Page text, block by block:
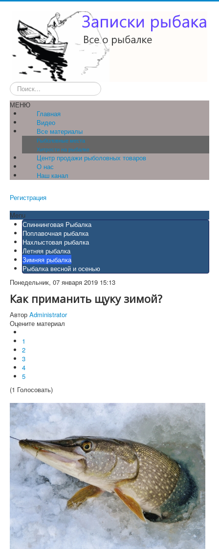
Искать...
МЕНЮ
Главная
Видео
Все материалы
Рыболовные места
Хитрости на рыбалке
Центр продажи рыболовных товаров
О нас
Наш канал
Регистрация
Menu
Спиннинговая Рыбалка
Поплавочная рыбалка
Нахлыстовая рыбалка
Летняя рыбалка
Зимняя рыбалка
Рыбалка весной и осенью
Понедельник, 07 января 2019 15:13
Как приманить щуку зимой?
Автор Administrator
Оцените материал
1
2
3
4
5
(1 Голосовать)